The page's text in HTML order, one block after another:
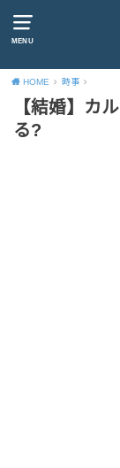
MENU
HOME 時事
【結婚】カ
る?